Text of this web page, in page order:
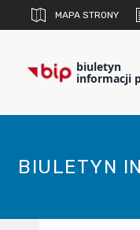
MAPA STRONY
biuletyn
informacji
BIULETYN